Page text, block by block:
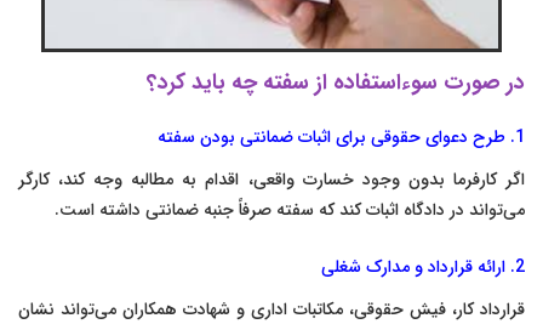
در صورت سوءاستفاده از سفته چه باید کرد؟
1. طرح دعوای حقوقی برای اثبات ضمانتی بودن سفته
اگر کارفرما بدون وجود خسارت واقعی، اقدام به مطالبه وجه کند، کارگر
می‌تواند در دادگاه اثبات کند که سفته صرفاً جنبه ضمانتی داشته است.
2. ارائه قرارداد و مدارک شغلی
قرارداد کار، فیش حقوقی، مکاتبات اداری و شهادت همکاران می‌تواند نشان